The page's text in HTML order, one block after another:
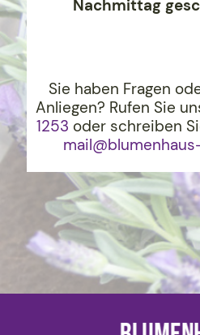
Nachmittag
Sie haben Fragen
Anliegen? Rufen Sie
1253 oder schreiben